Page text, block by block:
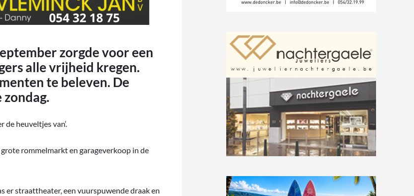
zorgde voor een
alle vrijheid kregen.
te beleven. De
heuveltjes van‘.
rommelmarkt en garageverkoop in de
er straattheater, een vuurspuwende draak en